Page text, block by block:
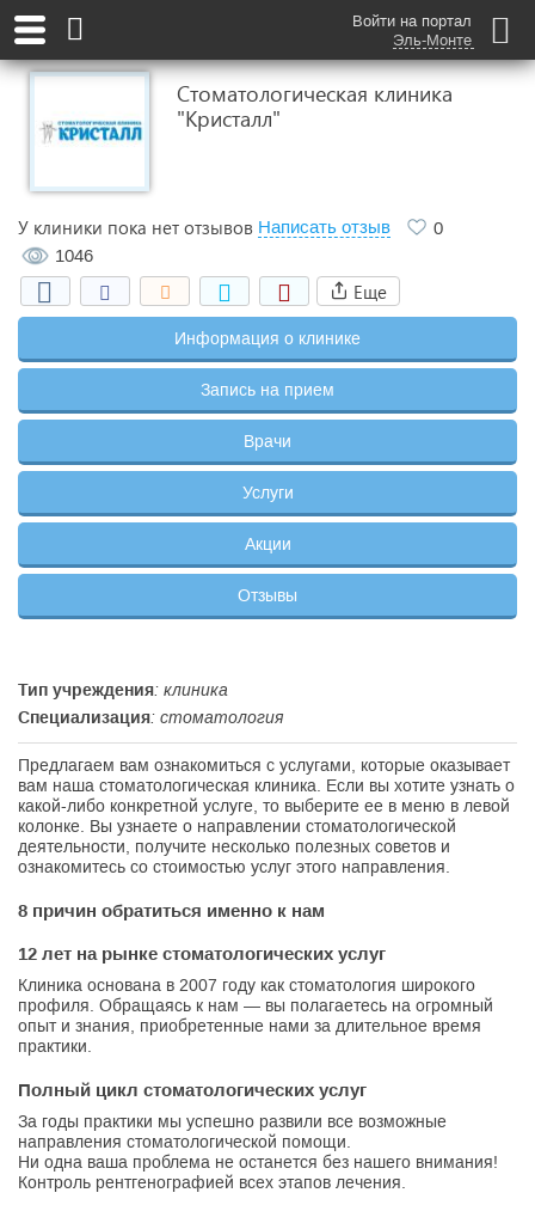
Войти на портал
Эль-Монте
Стоматологическая клиника
"Кристалл"
У клиники пока нет отзывов Написать отзыв
0
1046
Еще
Информация о клинике
Запись на прием
Врачи
Услуги
Акции
Отзывы
Тип учреждения: клиника
Специализация: стоматология
Предлагаем вам ознакомиться с услугами, которые оказывает
вам наша стоматологическая клиника. Если вы хотите узнать о
какой-либо конкретной услуге, то выберите ее в меню в левой
колонке. Вы узнаете о направлении стоматологической
деятельности, получите несколько полезных советов и
ознакомитесь со стоимостью услуг этого направления.
8 причин обратиться именно к нам
12 лет на рынке стоматологических услуг
Клиника основана в 2007 году как стоматология широкого
профиля. Обращаясь к нам — вы полагаетесь на огромный
опыт и знания, приобретенные нами за длительное время
практики.
Полный цикл стоматологических услуг
За годы практики мы успешно развили все возможные
направления стоматологической помощи.
Ни одна ваша проблема не останется без нашего внимания!
Контроль рентгенографией всех этапов лечения.